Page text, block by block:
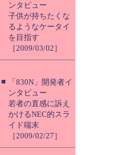
ンタビュー
子供が持ちたくな
るようなケータイ
を目指す
［2009/03/02］
■
「830N」開発者イ
ンタビュー
若者の直感に訴え
かけるNEC的スラ
イド端末
［2009/02/27］